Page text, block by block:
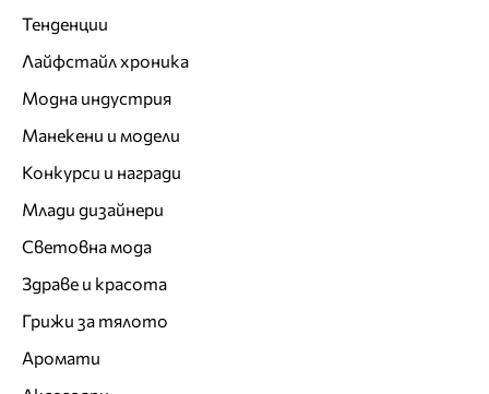
Тенденции
Лайфстайл хроника
Модна индустрия
Манекени и модели
Конкурси и награди
Млади дизайнери
Световна мода
Здраве и красота
Грижи за тялото
Аромати